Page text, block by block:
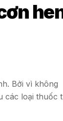
Bởi vì không
các loại thuốc